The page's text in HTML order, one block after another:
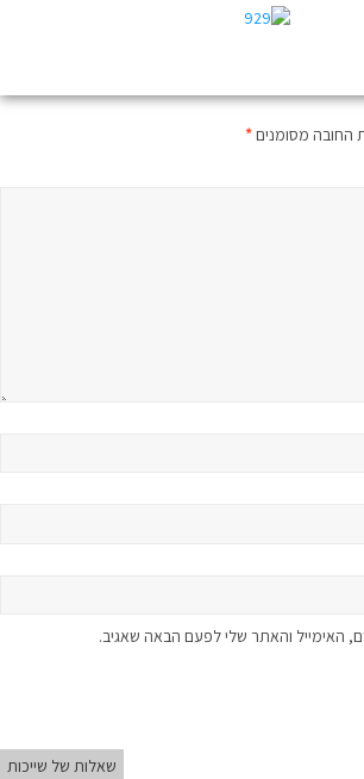
חצוצרות
החובה מסומנים*
האימייל והאתר שלי לפעם הבאה שאגיב.
שאלות של שייכות